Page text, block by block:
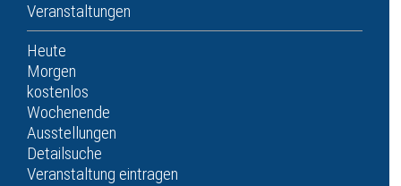
Veranstaltungen
Heute
Morgen
kostenlos
Wochenende
Ausstellungen
Detailsuche
Veranstaltung eintragen